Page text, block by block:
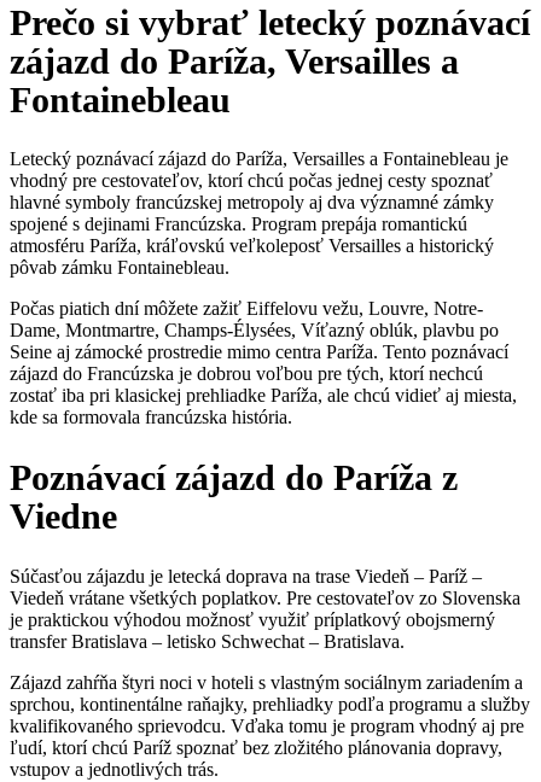
Prečo si vybrať letecký poznávací
zájazd do Paríža, Versailles a
Fontainebleau
Letecký poznávací zájazd do Paríža, Versailles a Fontainebleau je
vhodný pre cestovateľov, ktorí chcú počas jednej cesty spoznať
hlavné symboly francúzskej metropoly aj dva významné zámky
spojené s dejinami Francúzska. Program prepája romantickú
atmosféru Paríža, kráľovskú veľkoleposť Versailles a historický
pôvab zámku Fontainebleau.
Počas piatich dní môžete zažiť Eiffelovu vežu, Louvre, Notre-
Dame, Montmartre, Champs-Élysées, Víťazný oblúk, plavbu po
Seine aj zámocké prostredie mimo centra Paríža. Tento poznávací
zájazd do Francúzska je dobrou voľbou pre tých, ktorí nechcú
zostať iba pri klasickej prehliadke Paríža, ale chcú vidieť aj miesta,
kde sa formovala francúzska história.
Poznávací zájazd do Paríža z
Viedne
Súčasťou zájazdu je letecká doprava na trase Viedeň – Paríž –
Viedeň vrátane všetkých poplatkov. Pre cestovateľov zo Slovenska
je praktickou výhodou možnosť využiť príplatkový obojsmerný
transfer Bratislava – letisko Schwechat – Bratislava.
Zájazd zahŕňa štyri noci v hoteli s vlastným sociálnym zariadením a
sprchou, kontinentálne raňajky, prehliadky podľa programu a služby
kvalifikovaného sprievodcu. Vďaka tomu je program vhodný aj pre
ľudí, ktorí chcú Paríž spoznať bez zložitého plánovania dopravy,
vstupov a jednotlivých trás.